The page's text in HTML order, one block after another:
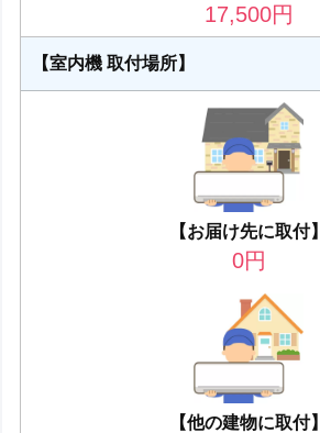
17,500円
【室内機 取付場所】
【お届け先に取付】
0円
【他の建物に取付】